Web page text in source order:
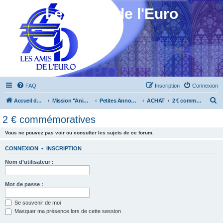
Les Amis de l'Euro
FAQ Connexion
Inscription
Accueil du forum Mission "Animation" Petites Annonces ACHAT 2 € commémoratives
2 € commémoratives
Vous ne pouvez pas voir ou consulter les sujets de ce forum.
CONNEXION • INSCRIPTION
Nom d’utilisateur :
Mot de passe :
Se souvenir de moi
Masquer ma présence lors de cette session